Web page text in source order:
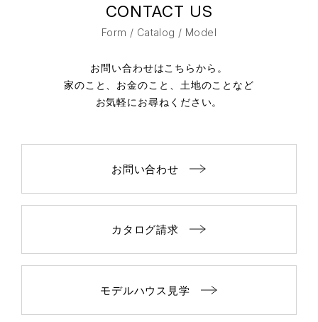
CONTACT US
Form / Catalog / Model
お問い合わせはこちらから。
家のこと、お金のこと、土地のことなど
お気軽にお尋ねください。
お問い合わせ
カタログ請求
モデルハウス見学